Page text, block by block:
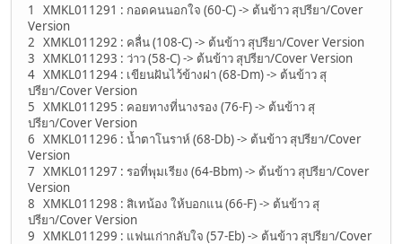
1 XMKL011291 : กอดคนนอกใจ (60-C) -> ต้นข้าว สุปรียา/Cover
Version
2 XMKL011292 : คลื่น (108-C) -> ต้นข้าว สุปรียา/Cover Version
3 XMKL011293 : ว่าว (58-C) -> ต้นข้าว สุปรียา/Cover Version
4 XMKL011294 : เขียนฝันไว้ข้างฝา (68-Dm) -> ต้นข้าว สุ
ปรียา/Cover Version
5 XMKL011295 : คอยทางที่นางรอง (76-F) -> ต้นข้าว สุ
ปรียา/Cover Version
6 XMKL011296 : น้ำตาโนราห์ (68-Db) -> ต้นข้าว สุปรียา/Cover
Version
7 XMKL011297 : รอที่พุมเรียง (64-Bbm) -> ต้นข้าว สุปรียา/Cover
Version
8 XMKL011298 : สิเทน้อง ให้บอกแน (66-F) -> ต้นข้าว สุ
ปรียา/Cover Version
9 XMKL011299 : แฟนเก่ากลับใจ (57-Eb) -> ต้นข้าว สุปรียา/Cover